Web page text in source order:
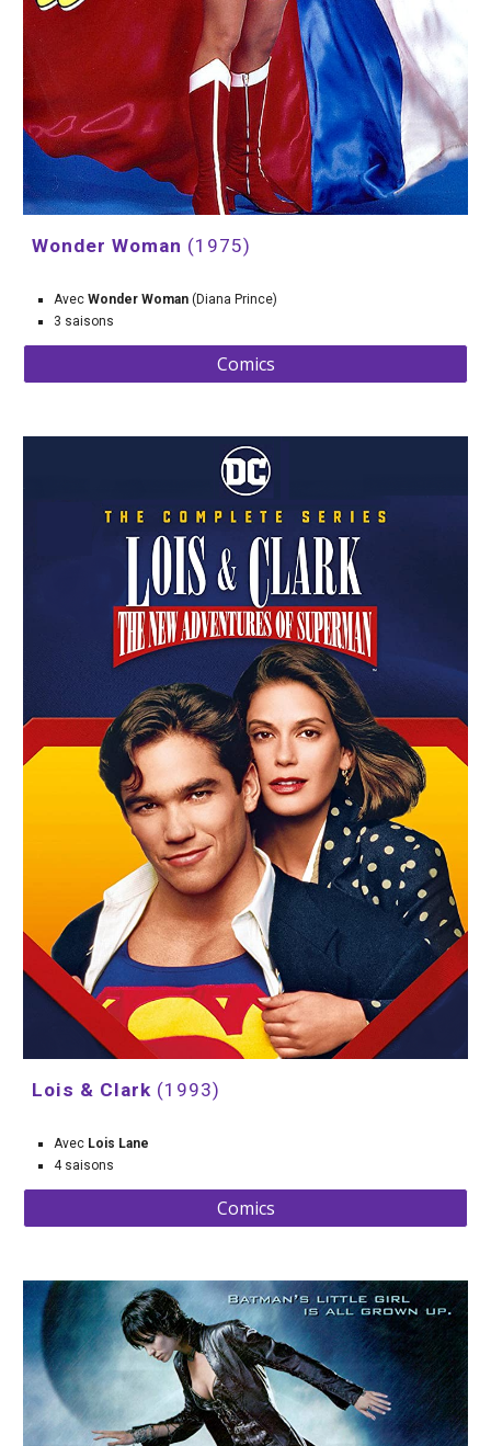
Wonder Woman (1975)
Avec Wonder Woman (Diana Prince)
3 saisons
Comics
Lois & Clark (1993)
Avec Lois Lane
4 saisons
Comics